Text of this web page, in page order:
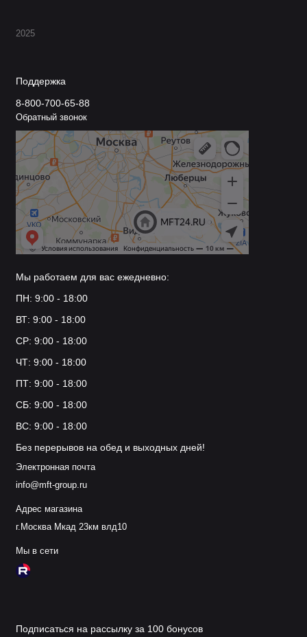
2025
Поддержка
8-800-700-65-88
Обратный звонок
Мы работаем для вас ежедневно:
ПН: 9:00 - 18:00
ВТ: 9:00 - 18:00
СР: 9:00 - 18:00
ЧТ: 9:00 - 18:00
ПТ: 9:00 - 18:00
СБ: 9:00 - 18:00
ВС: 9:00 - 18:00
Без перерывов на обед и выходных дней!
Электронная почта
info@mft-group.ru
Адрес магазина
г.Москва Мкад 23км влд10
Мы в сети
Подписаться на рассылку за 100 бонусов